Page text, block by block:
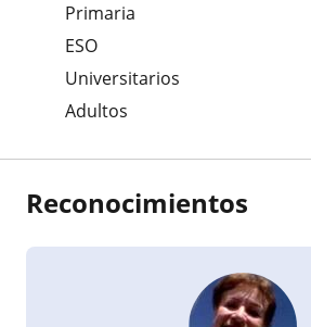
Primaria
ESO
Universitarios
Adultos
Reconocimientos